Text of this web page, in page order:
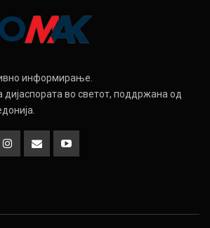
информирање.
во светот, поддржана од